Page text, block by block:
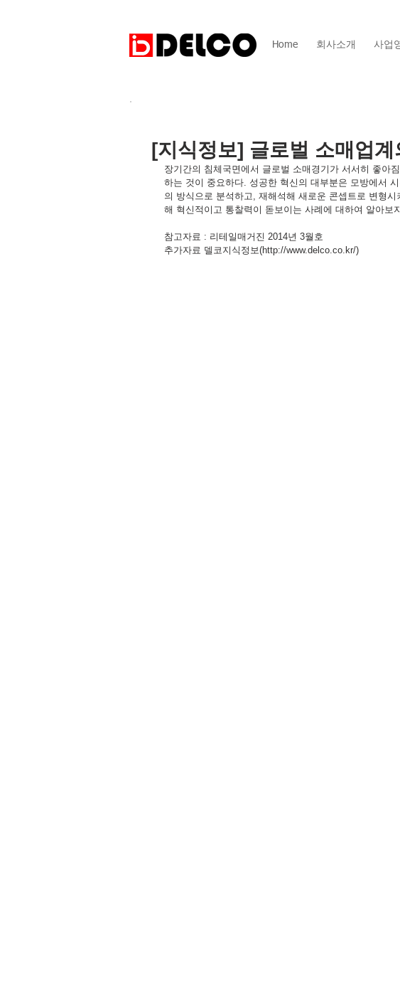
Home 회사소개 사업
[지식정보] 글로벌 소매업계
장기간의 침체국면에서 글로벌 소매경기가 서서히 좋아
하는 것이 중요하다. 성공한 혁신의 대부분은 모방에서
의 방식으로 분석하고, 재해석해 새로운 콘셉트로 변형
해 혁신적이고 통찰력이 돋보이는 사례에 대하여 알아보
참고자료 : 리테일매거진 2014년 3월호
추가자료 델코지식정보(http://www.delco.co.kr/)